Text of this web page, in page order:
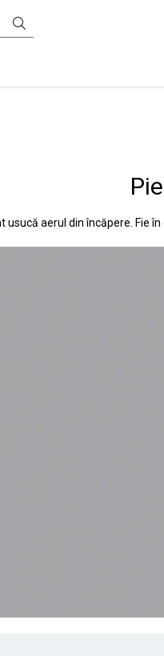
usucă aerul din încăpere. Fie